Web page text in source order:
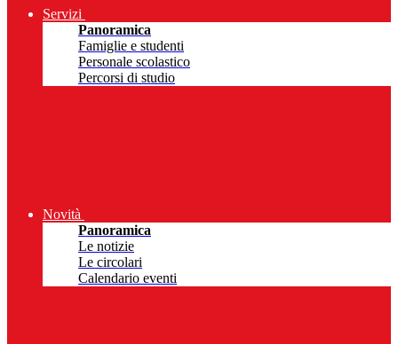
Servizi
Panoramica
Famiglie e studenti
Personale scolastico
Percorsi di studio
Novità
Panoramica
Le notizie
Le circolari
Calendario eventi